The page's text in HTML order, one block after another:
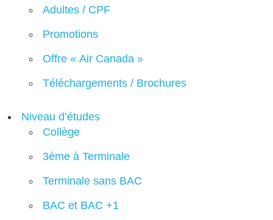
Adultes / CPF
Promotions
Offre « Air Canada »
Téléchargements / Brochures
Niveau d’études
Collège
3ème à Terminale
Terminale sans BAC
BAC et BAC +1